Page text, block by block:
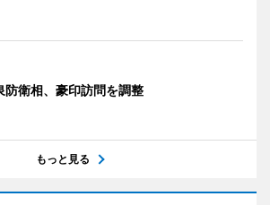
防衛相、豪印訪問を調整
もっと見る